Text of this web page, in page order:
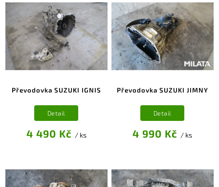
Převodovka SUZUKI IGNIS
4 490 Kč / ks
Detail
Převodovka SUZUKI JIMNY
4 990 Kč / ks
Detail